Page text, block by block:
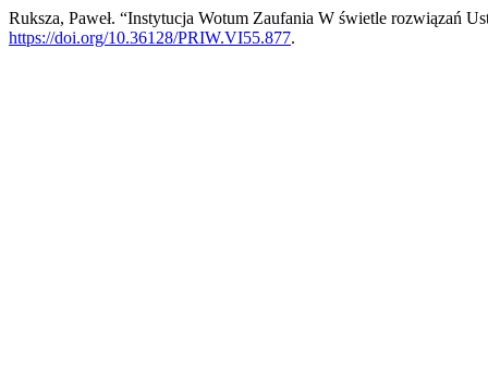
Ruksza, Paweł. “Instytucja Wotum Zaufania W świetle rozwiązań
https://doi.org/10.36128/PRIW.VI55.877.